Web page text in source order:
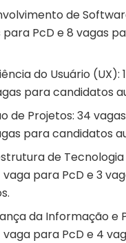
de
PcD e 8 vagas
do Usuário
para candidatos
de Projetos: 34
para candidatos
de
para PcD e 3
da Informação e
para PcD e 4